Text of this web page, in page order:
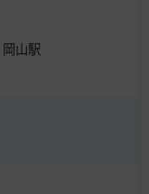
山駅